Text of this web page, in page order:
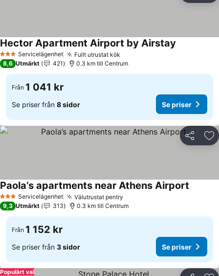
3 StjärnorServicelägenhet Fullt utrustat kök
Hector Apartment Airport by Airstay
8,6 Utmärkt 421 0.3 km till Centrum
Från 1 041 kr
Se priser från 8 sidor Se priser
Dela
3 StjärnorServicelägenhet Välutrustat pentry
Paola’s apartments near Athens Airport
9,3 Utmärkt 313 0.3 km till Centrum
Från 1 152 kr
Se priser från 3 sidor Se priser
Populärt val